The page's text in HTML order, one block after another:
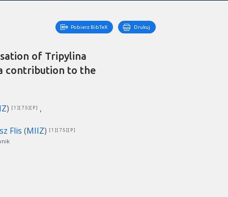
Pobierz BibTeX Drukuj
of Tripylina
contribution to the
) [ 1 ][ 7.5 ][ P ]
Flis (MIIZ) [ 1 ][ 7.5 ][ P ]